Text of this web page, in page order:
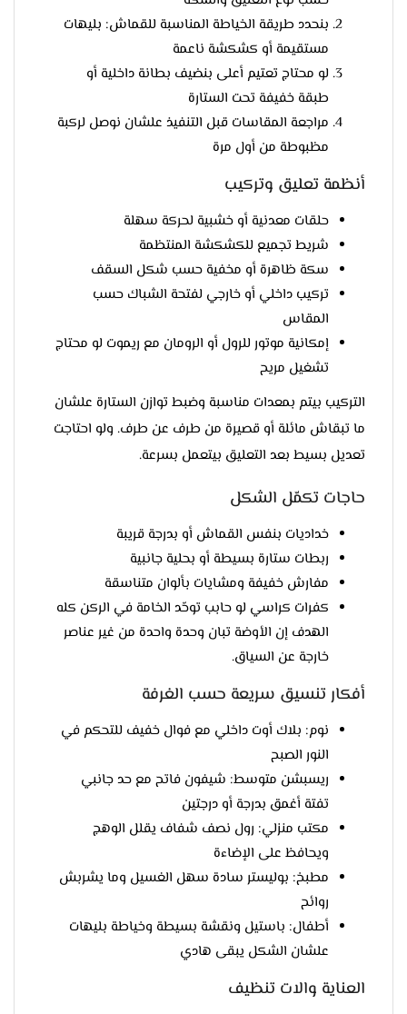
بنحدد طريقة الخياطة المناسبة للقماش: بليهات
مستقيمة أو كشكشة ناعمة
لو محتاج تعتيم أعلى بنضيف بطانة داخلية أو
طبقة خفيفة تحت الستارة
مراجعة المقاسات قبل التنفيذ علشان نوصل لركبة
مظبوطة من أول مرة
أنظمة تعليق وتركيب
حلقات معدنية أو خشبية لحركة سهلة
شريط تجميع للكشكشة المنتظمة
سكة ظاهرة أو مخفية حسب شكل السقف
تركيب داخلي أو خارجي لفتحة الشباك حسب
المقاس
إمكانية موتور للرول أو الرومان مع ريموت لو محتاج
تشغيل مريح
التركيب بيتم بمعدات مناسبة وضبط توازن الستارة علشان
ما تبقاش مائلة أو قصيرة من طرف عن طرف. ولو احتاجت
تعديل بسيط بعد التعليق بيتعمل بسرعة.
حاجات تكمّل الشكل
خداديات بنفس القماش أو بدرجة قريبة
ربطات ستارة بسيطة أو بحلية جانبية
مفارش خفيفة ومشايات بألوان متناسقة
كفرات كراسي لو حابب توحّد الخامة في الركن كله
الهدف إن الأوضة تبان وحدة واحدة من غير عناصر
خارجة عن السياق.
أفكار تنسيق سريعة حسب الغرفة
نوم: بلاك أوت داخلي مع فوال خفيف للتحكم في
النور الصبح
ريسبشن متوسط: شيفون فاتح مع حد جانبي
تفتة أغمق بدرجة أو درجتين
مكتب منزلي: رول نصف شفاف يقلل الوهج
ويحافظ على الإضاءة
مطبخ: بوليستر سادة سهل الغسيل وما يشربش
روائح
أطفال: باستيل ونقشة بسيطة وخياطة بليهات
علشان الشكل يبقى هادي
العناية والات تنظيف